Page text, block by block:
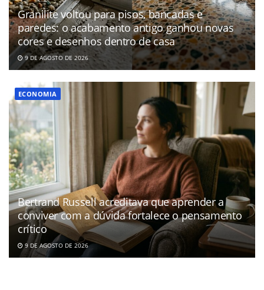
Granilite voltou para pisos, bancadas e
paredes: o acabamento antigo ganhou novas
cores e desenhos dentro de casa
9 DE AGOSTO DE 2026
ECONOMIA
Bertrand Russell acreditava que aprender a
conviver com a dúvida fortalece o pensamento
crítico
9 DE AGOSTO DE 2026